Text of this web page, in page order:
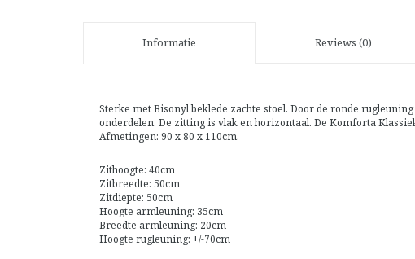
Informatie Reviews (0)
Sterke met Bisonyl beklede zachte stoel. Door de ronde
onderdelen. De zitting is vlak en horizontaal. De Komforta
Afmetingen: 90 x 80 x 110cm.
Zithoogte: 40cm
Zitbreedte: 50cm
Zitdiepte: 50cm
Hoogte armleuning: 35cm
Breedte armleuning: 20cm
Hoogte rugleuning: +/-70cm